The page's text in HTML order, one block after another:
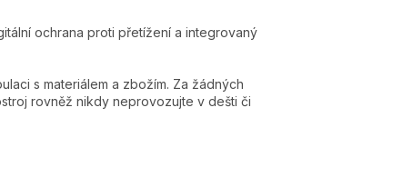
ochrana proti přetížení a integrovaný
s materiálem a zbožím. Za žádných
rovněž nikdy neprovozujte v dešti či